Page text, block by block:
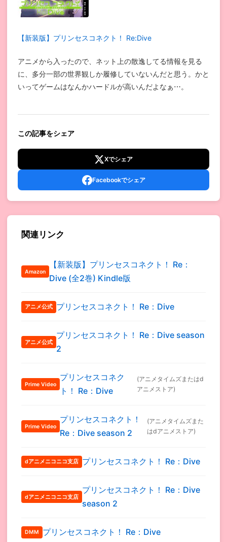
【新装版】プリンセスコネクト！ Re:Dive
アニメから入ったので、ネット上の散逸してる情報を見る
に、多分一部の世界観しか履修していないんだと思う。かと
いってゲームはなんかハードルが高いんだよなぁ⋯。
この記事をシェア
Xでシェア
Facebookでシェア
関連リンク
Amazon
【新装版】プリンセスコネクト！ Re：
Dive (全2巻) Kindle版
アニメ公式 プリンセスコネクト！ Re：Dive
アニメ公式
プリンセスコネクト！ Re：Dive season
2
Prime Video
プリンセスコネク
ト！ Re：Dive
(アニメタイムズまたはd
アニメストア)
Prime Video
プリンセスコネクト！
Re：Dive season 2
(アニメタイムズまた
はdアニメストア)
dアニメニコニコ支店 プリンセスコネクト！ Re：Dive
dアニメニコニコ支店
プリンセスコネクト！ Re：Dive
season 2
DMM プリンセスコネクト！ Re：Dive